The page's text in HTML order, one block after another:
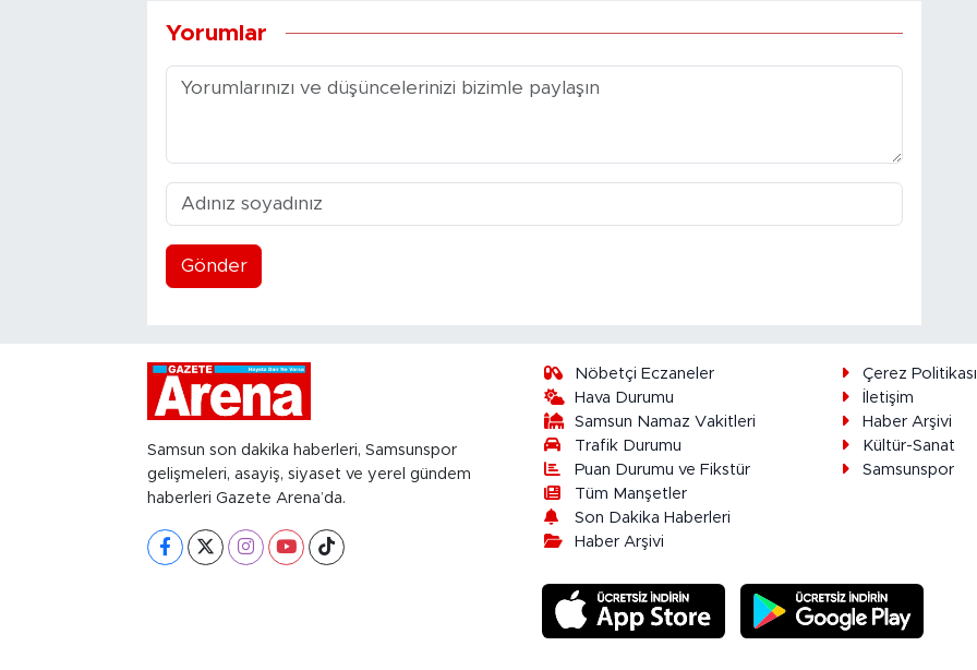
Yorumlar
Gönder
Samsun son dakika haberleri, Samsunspor
gelişmeleri, asayiş, siyaset ve yerel gündem
haberleri Gazete Arena’da.
Nöbetçi Eczaneler
Hava Durumu
Samsun Namaz Vakitleri
Trafik Durumu
Puan Durumu ve Fikstür
Tüm Manşetler
Son Dakika Haberleri
Haber Arşivi
Çerez Politikası
İletişim
Haber Arşivi
Kültür-Sanat
Samsunspor